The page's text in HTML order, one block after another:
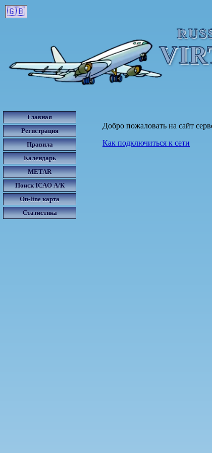
🇬🇧
Главная
Регистрация
Правила
Календарь
METAR
Поиск ICAO А/К
On-line карта
Статистика
Добро пожаловать на сайт
Как подключиться к сети